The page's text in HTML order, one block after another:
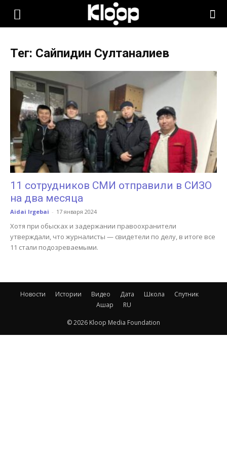
KLOOP.KG
Новости
Кыргызстана
Тег: Сайпидин Султаналиев
11 сотрудников СМИ отправили в СИЗО
на два месяца
Aidai Irgebai - 17 января 2024
Хотя при обысках и задержании правоохранители
утверждали, что журналисты — свидетели по делу, в итоге все
11 стали подозреваемыми.
Новости Истории Видео Дата Школа
Спутник
Ашар
RU
© 2026 Kloop Media Foundation